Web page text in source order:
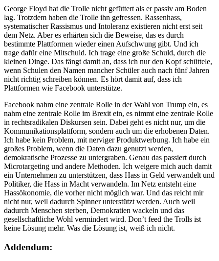
George Floyd hat die Trolle nicht gefüttert als er passiv am Boden
lag. Trotzdem haben die Trolle ihn gefressen. Rassenhass,
systematischer Rassismus und Intoleranz existieren nicht erst seit
dem Netz. Aber es erhärten sich die Beweise, das es durch
bestimmte Plattformen wieder einen Aufschwung gibt. Und ich
trage dafür eine Mitschuld. Ich trage eine große Schuld, durch die
kleinen Dinge. Das fängt damit an, dass ich nur den Kopf schüttele,
wenn Schulen den Namen mancher Schüler auch nach fünf Jahren
nicht richtig schreiben können. Es hört damit auf, dass ich
Plattformen wie Facebook unterstütze.
Facebook nahm eine zentrale Rolle in der Wahl von Trump ein, es
nahm eine zentrale Rolle im Brexit ein, es nimmt eine zentrale Rolle
in rechtsradikalen Diskursen sein. Dabei geht es nicht nur, um die
Kommunikationsplattform, sondern auch um die erhobenen Daten.
Ich habe kein Problem, mit nerviger Produktwerbung. Ich habe ein
großes Problem, wenn die Daten dazu genutzt werden,
demokratische Prozesse zu untergraben. Genau das passiert durch
Microtargeting und andere Methoden. Ich weigere mich auch damit
ein Unternehmen zu unterstützen, dass Hass in Geld verwandelt und
Politiker, die Hass in Macht verwandeln. Im Netz entsteht eine
Hassökonomie, die vorher nicht möglich war. Und das reicht mir
nicht nur, weil dadurch Spinner unterstützt werden. Auch weil
dadurch Menschen sterben, Demokratien wackeln und das
gesellschaftliche Wohl vermindert wird. Don’t feed the Trolls ist
keine Lösung mehr. Was die Lösung ist, weiß ich nicht.
Addendum: